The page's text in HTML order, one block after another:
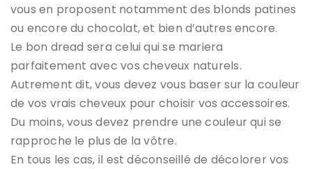
vous en proposent notamment des blonds patines
ou encore du chocolat, et bien d’autres encore.
Le bon dread sera celui qui se mariera
parfaitement avec vos cheveux naturels.
Autrement dit, vous devez vous baser sur la couleur
de vos vrais cheveux pour choisir vos accessoires.
Du moins, vous devez prendre une couleur qui se
rapproche le plus de la vôtre.
En tous les cas, il est déconseillé de décolorer vos